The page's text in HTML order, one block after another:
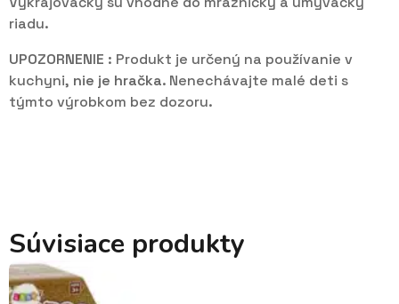
riadu.
UPOZORNENIE : Produkt je určený na používanie v
kuchyni, nie je hračka. Nenechávajte malé deti s
týmto výrobkom bez dozoru.
Súvisiace produkty